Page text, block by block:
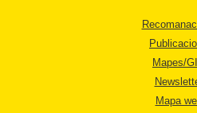
Mapes/
Mapa